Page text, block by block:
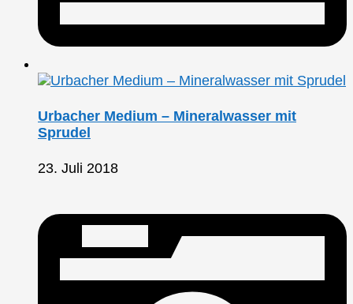
Urbacher Medium – Mineralwasser mit
Sprudel
23. Juli 2018